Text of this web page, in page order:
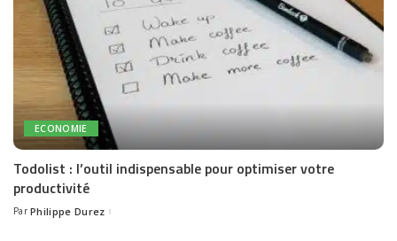
ECONOMIE
Todolist : l’outil indispensable pour optimiser votre
productivité
Posted
Par Philippe Durez